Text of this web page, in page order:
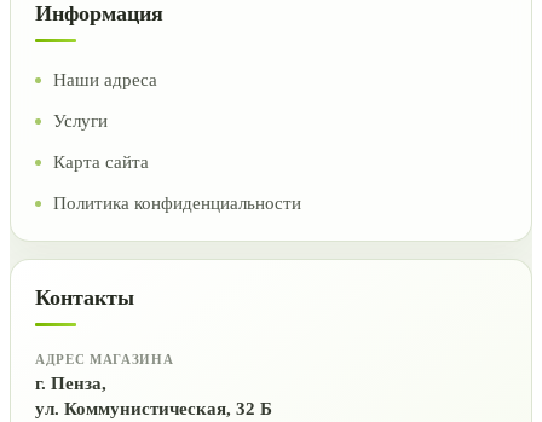
Информация
Наши адреса
Услуги
Карта сайта
Политика конфиденциальности
Контакты
АДРЕС МАГАЗИНА
г. Пенза,
ул. Коммунистическая, 32 Б